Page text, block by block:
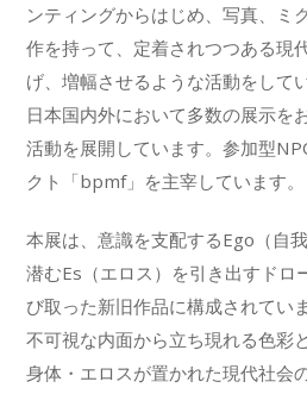
ンティングからはじめ、写真、ミ
作を持って、定着されつつある現
げ、増幅させるような活動をして
日本国内外において多数の展示を
活動を展開しています。参加型
クト「bpmf」を主宰しています。
本展は、意識を支配するEgo（自
潜むEs（エロス）を引き出すドロ
び取った新旧作品に構成されていま
不可視な内面から立ち現れる色彩
身体・エロスが置かれた現代社会